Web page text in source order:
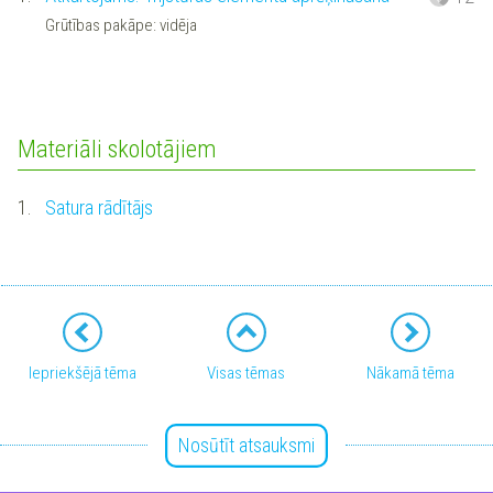
Grūtības pakāpe: vidēja
Materiāli skolotājiem
1. Satura rādītājs
Iepriekšējā tēma Visas tēmas Nākamā tēma
Nosūtīt atsauksmi